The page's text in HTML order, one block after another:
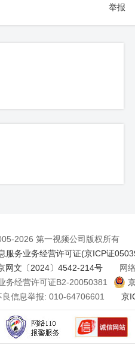
举报
2026 第一视频公司版权所有
服务业务经营许可证(京ICP证
网文〔2024〕4542-214号网络出
务经营许可证B2-20050381
信息举报: 010-64706601 京